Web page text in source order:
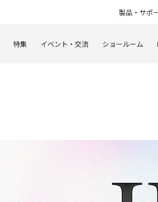
製品・サポ
特集 イベント・交流 ショールーム